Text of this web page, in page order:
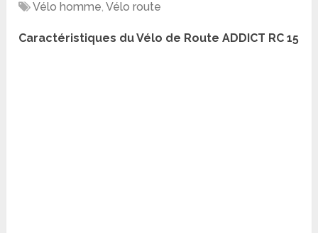
Vélo homme,Vélo route
Caractéristiques du Vélo de Route ADDICT RC 15